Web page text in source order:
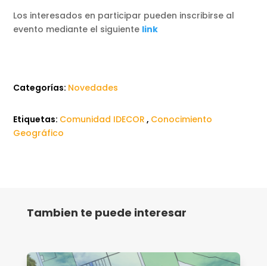
Los interesados en participar pueden inscribirse al
evento mediante el siguiente link
Categorías: Novedades
Etiquetas: Comunidad IDECOR , Conocimiento
Geográfico
Tambien te puede interesar